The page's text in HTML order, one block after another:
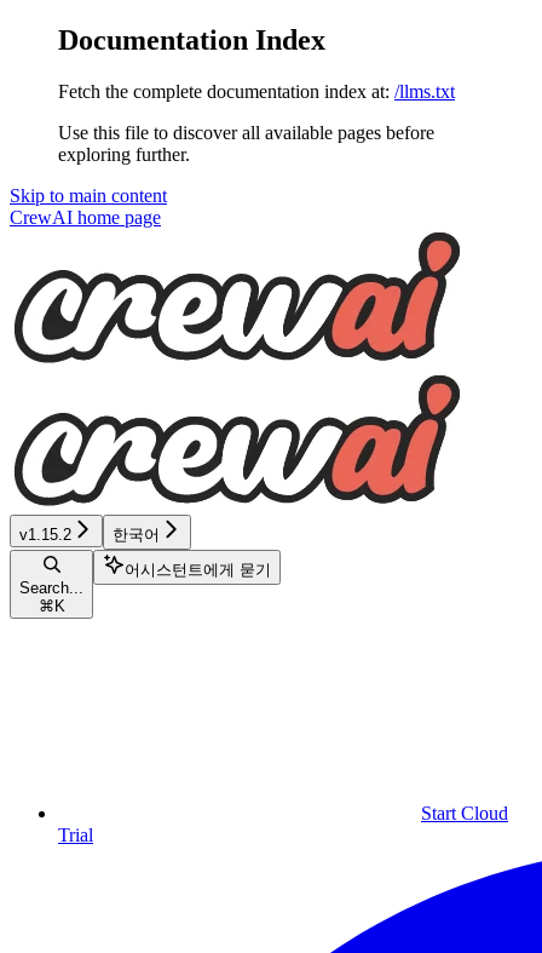
Documentation Index
Fetch the complete documentation index at: /llms.txt
Use this file to discover all available pages before
exploring further.
Skip to main content
CrewAI home page
v1.15.2 한국어
Search...
⌘ K
어시스턴트에게 묻기
Start Cloud
Trial